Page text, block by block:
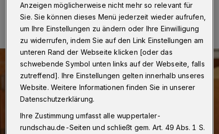
17.06.2022 , 07:00 Uhr Eine Minute Lesezeit
Anzeigen möglicherweise nicht mehr so relevant für
Sie. Sie können dieses Menü jederzeit wieder aufrufen,
um Ihre Einstellungen zu ändern oder Ihre Einwilligung
zu widerrufen, indem Sie auf den Link Einstellungen am
unteren Rand der Webseite klicken [oder das
schwebende Symbol unten links auf der Webseite, falls
zutreffend]. Ihre Einstellungen gelten innerhalb unseres
Website. Weitere Informationen finden Sie in unserer
Datenschutzerklärung.
Ihre Zustimmung umfasst alle wuppertaler-
rundschau.de-Seiten und schließt gem. Art. 49 Abs. 1 S.